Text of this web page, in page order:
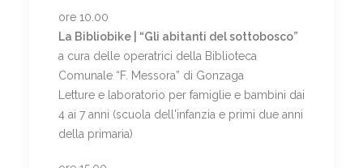
ore 10.00
La Bibliobike | “Gli abitanti del sottobosco”
a cura delle operatrici della Biblioteca
Comunale “F. Messora” di Gonzaga
Letture e laboratorio per famiglie e bambini dai
4 ai 7 anni (scuola dell'infanzia e primi due anni
della primaria)